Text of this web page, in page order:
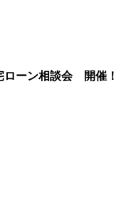
ローン相談会 開催！